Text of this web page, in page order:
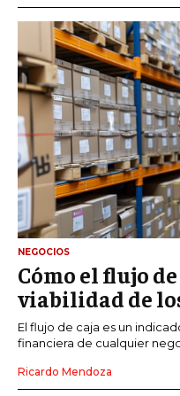
NEGOCIOS
Cómo el flujo
viabilidad de
El flujo de caja es un
financiera de cualquier
Ricardo Mendoza